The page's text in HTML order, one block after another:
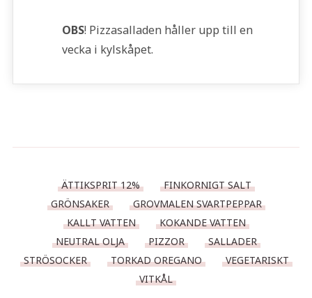
OBS! Pizzasalladen håller upp till en
vecka i kylskåpet.
ÄTTIKSPRIT 12%
FINKORNIGT SALT
GRÖNSAKER
GROVMALEN SVARTPEPPAR
KALLT VATTEN
KOKANDE VATTEN
NEUTRAL OLJA
PIZZOR
SALLADER
STRÖSOCKER
TORKAD OREGANO
VEGETARISKT
VITKÅL